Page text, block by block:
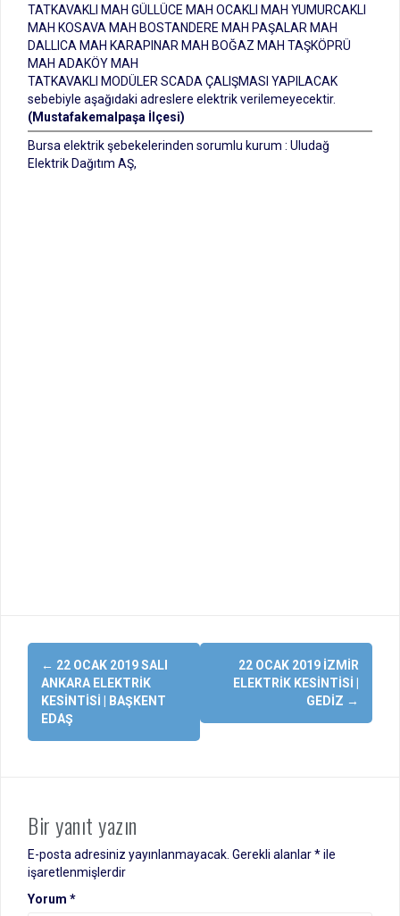
TATKAVAKLI MAH GÜLLÜCE MAH OCAKLI MAH YUMURCAKLI
MAH KOSAVA MAH BOSTANDERE MAH PAŞALAR MAH
DALLICA MAH KARAPINAR MAH BOĞAZ MAH TAŞKÖPRÜ
MAH ADAKÖY MAH
TATKAVAKLI MODÜLER SCADA ÇALIŞMASI YAPILACAK
sebebiyle aşağıdaki adreslere elektrik verilemeyecektir.
(Mustafakemalpaşa İlçesi)
Bursa elektrik şebekelerinden sorumlu kurum : Uludağ
Elektrik Dağıtım AŞ,
Yazı
dolaşımı
← 22 OCAK 2019 SALI
ANKARA ELEKTRIK
KESINTISI | BAŞKENT
EDAŞ
22 OCAK 2019 İZMIR
ELEKTRIK KESINTISI |
GEDIZ →
Bir yanıt yazın
E-posta adresiniz yayınlanmayacak. Gerekli alanlar*ile
işaretlenmişlerdir
Yorum *